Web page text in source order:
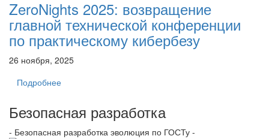
ZeroNights 2025: возвращение
главной технической конференции
по практическому кибербезу
26 ноября, 2025
Подробнее
Безопасная разработка
- Безопасная разработка эволюция по ГОСТу -